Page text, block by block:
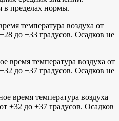
в пределах нормы.
температура воздуха от
до +33 градусов. Осадков не
время температура воздуха от
до +37 градусов. Осадков не
время температура воздуха
+32 до +37 градусов. Осадков